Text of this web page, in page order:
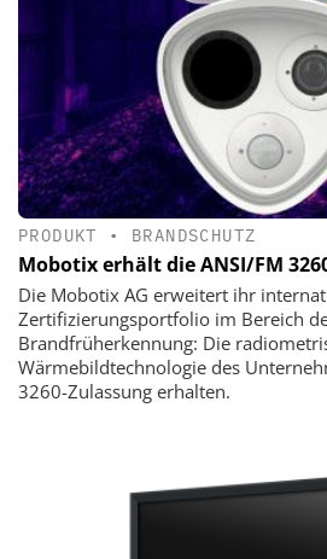
PRODUKT • BRANDSCHUTZ
Mobotix erhält die ANSI/FM
Die Mobotix AG erweitert ihr
Zertifizierungsportfolio im Bereich
Brandfrüherkennung: Die
Wärmebildtechnologie des
3260-Zulassung erhalten.